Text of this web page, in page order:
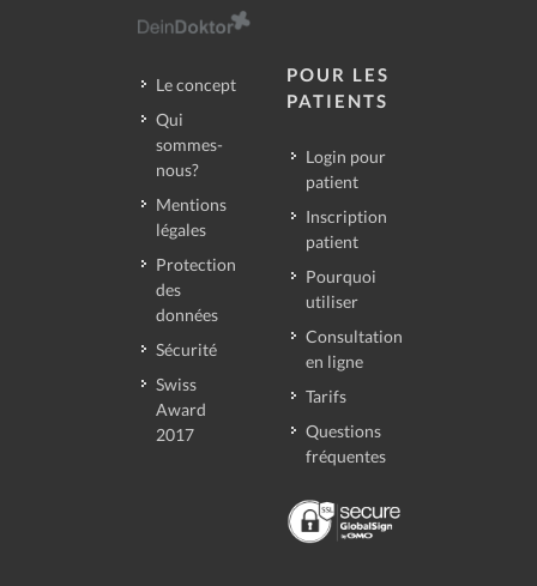
Le concept
Qui
sommes-
nous?
Mentions
légales
Protection
des
données
Sécurité
Swiss
Award
2017
POUR LES
PATIENTS
Login pour
patient
Inscription
patient
Pourquoi
utiliser
Consultation
en ligne
Tarifs
Questions
fréquentes